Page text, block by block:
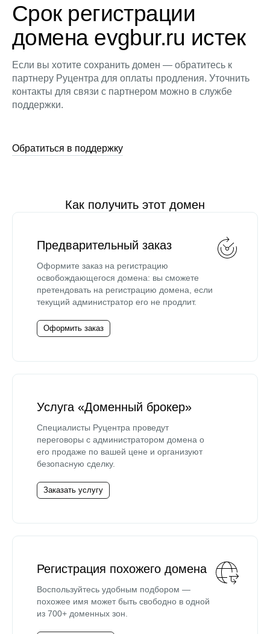
Срок регистрации
домена evgbur.ru истек
Если вы хотите сохранить домен — обратитесь к
партнеру Руцентра для оплаты продления. Уточнить
контакты для связи с партнером можно в службе
поддержки.
Обратиться в поддержку
Как получить этот домен
Предварительный заказ
Оформите заказ на регистрацию
освобождающегося домена: вы сможете
претендовать на регистрацию домена, если
текущий администратор его не продлит.
Оформить заказ
Услуга «Доменный брокер»
Специалисты Руцентра проведут
переговоры с администратором домена о
его продаже по вашей цене и организуют
безопасную сделку.
Заказать услугу
Регистрация похожего домена
Воспользуйтесь удобным подбором —
похожее имя может быть свободно в одной
из 700+ доменных зон.